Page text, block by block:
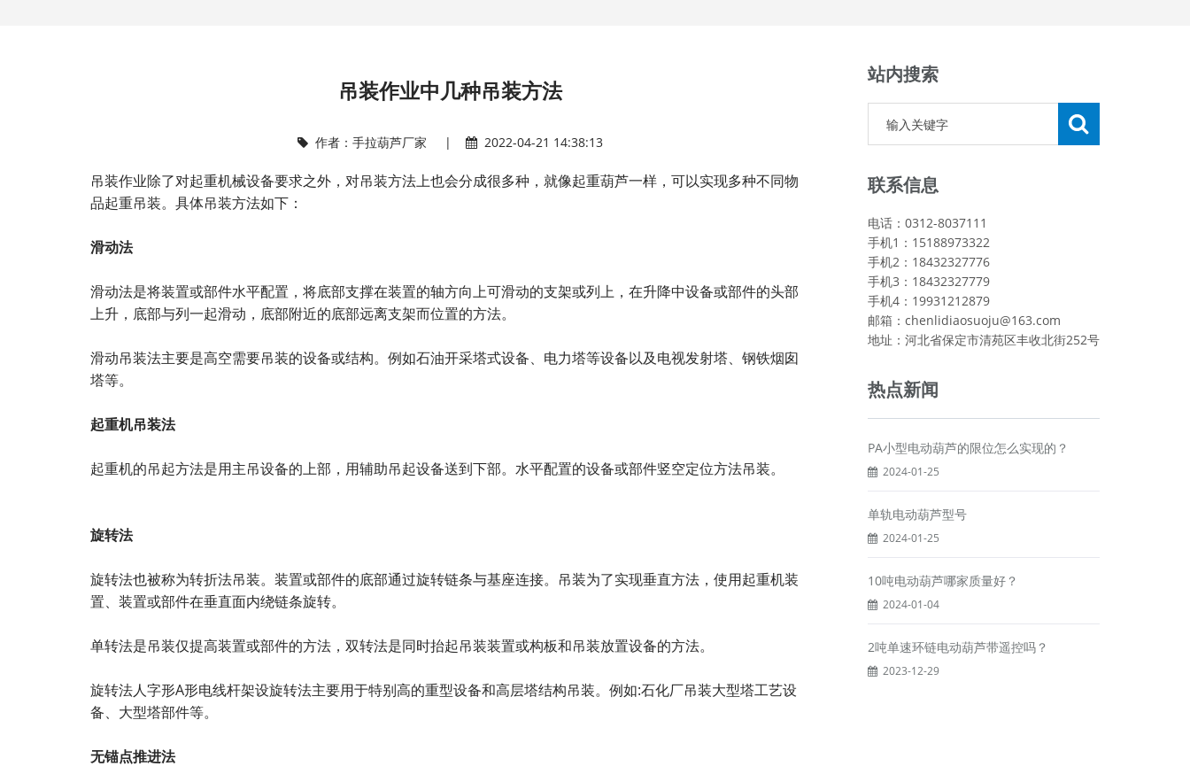
吊装作业中几种吊装方法
作者： 手拉葫芦厂家 | 2022-04-21 14:38:13
吊装作业除了对起重机械设备要求之外，对吊装方法上也会分成很多种，就像起重葫芦一样，可以实现多种不同物
品起重吊装。具体吊装方法如下：
滑动法
滑动法是将装置或部件水平配置，将底部支撑在装置的轴方向上可滑动的支架或列上，在升降中设备或部件的头部
上升，底部与列一起滑动，底部附近的底部远离支架而位置的方法。
滑动吊装法主要是高空需要吊装的设备或结构。例如石油开采塔式设备、电力塔等设备以及电视发射塔、钢铁烟囱
塔等。
起重机吊装法
起重机的吊起方法是用主吊设备的上部，用辅助吊起设备送到下部。水平配置的设备或部件竖空定位方法吊装。
旋转法
旋转法也被称为转折法吊装。装置或部件的底部通过旋转链条与基座连接。吊装为了实现垂直方法，使用起重机装
置、装置或部件在垂直面内绕链条旋转。
单转法是吊装仅提高装置或部件的方法，双转法是同时抬起吊装装置或构板和吊装放置设备的方法。
旋转法人字形A形电线杆架设旋转法主要用于特别高的重型设备和高层塔结构吊装。例如:石化厂吊装大型塔工艺设
备、大型塔部件等。
无锚点推进法
站内搜索
联系信息
电话：0312-8037111
手机1：15188973322
手机2：18432327776
手机3：18432327779
手机4：19931212879
邮箱：chenlidiaosuoju@163.com
地址：河北省保定市清苑区丰收北街252号
热点新闻
PA小型电动葫芦的限位怎么实现的？
2024-01-25
单轨电动葫芦型号
2024-01-25
10吨电动葫芦哪家质量好？
2024-01-04
2吨单速环链电动葫芦带遥控吗？
2023-12-29